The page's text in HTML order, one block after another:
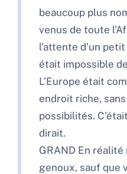
beaucoup plus
venus de toute
l’attente d’un
était impossible
L’Europe était
endroit riche,
possibilités.
dirait.
GRAND En
genoux, sauf que